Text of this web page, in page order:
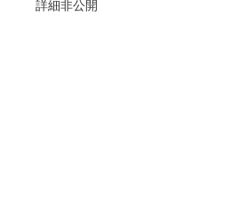
詳細非公開